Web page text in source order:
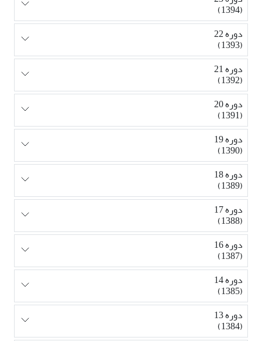
(1394)
دوره 22
(1393)
دوره 21
(1392)
دوره 20
(1391)
دوره 19
(1390)
دوره 18
(1389)
دوره 17
(1388)
دوره 16
(1387)
دوره 14
(1385)
دوره 13
(1384)